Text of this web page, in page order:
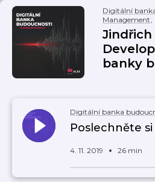
Digitální
Management,
banky
Digitální banka
Poslechněte
4. 11. 2019 26 min